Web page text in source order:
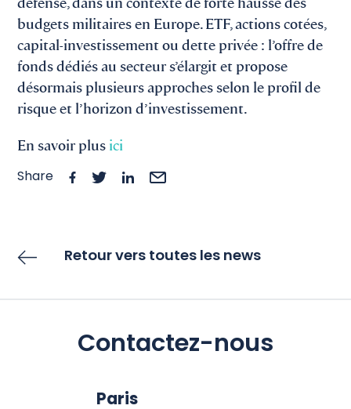
budgets militaires en Europe. ETF, actions cotées,
capital-investissement ou dette privée : l’offre de
fonds dédiés au secteur s’élargit et propose
désormais plusieurs approches selon le profil de
risque et l’horizon d’investissement.
En savoir plus ici
Share
Retour vers toutes les news
Contactez-nous
Paris